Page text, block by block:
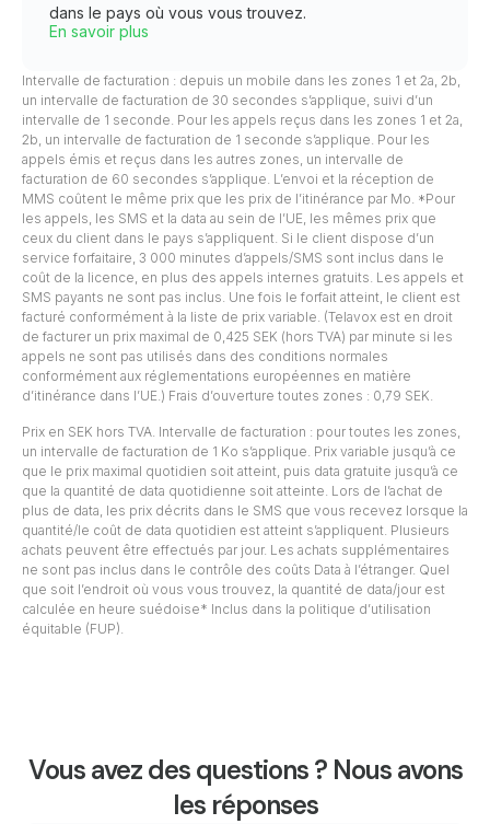
dans le pays où vous vous trouvez.
En savoir plus
Intervalle de facturation : depuis un mobile dans les zones 1 et 2a, 2b,
un intervalle de facturation de 30 secondes s’applique, suivi d’un
intervalle de 1 seconde. Pour les appels reçus dans les zones 1 et 2a,
2b, un intervalle de facturation de 1 seconde s’applique. Pour les
appels émis et reçus dans les autres zones, un intervalle de
facturation de 60 secondes s’applique. L’envoi et la réception de
MMS coûtent le même prix que les prix de l’itinérance par Mo. *Pour
les appels, les SMS et la data au sein de l’UE, les mêmes prix que
ceux du client dans le pays s’appliquent. Si le client dispose d’un
service forfaitaire, 3 000 minutes d’appels/SMS sont inclus dans le
coût de la licence, en plus des appels internes gratuits. Les appels et
SMS payants ne sont pas inclus. Une fois le forfait atteint, le client est
facturé conformément à la liste de prix variable. (Telavox est en droit
de facturer un prix maximal de 0,425 SEK (hors TVA) par minute si les
appels ne sont pas utilisés dans des conditions normales
conformément aux réglementations européennes en matière
d’itinérance dans l’UE.) Frais d’ouverture toutes zones : 0,79 SEK.
Prix en SEK hors TVA. Intervalle de facturation : pour toutes les zones,
un intervalle de facturation de 1 Ko s’applique. Prix variable jusqu’à ce
que le prix maximal quotidien soit atteint, puis data gratuite jusqu’à ce
que la quantité de data quotidienne soit atteinte. Lors de l’achat de
plus de data, les prix décrits dans le SMS que vous recevez lorsque la
quantité/le coût de data quotidien est atteint s’appliquent. Plusieurs
achats peuvent être effectués par jour. Les achats supplémentaires
ne sont pas inclus dans le contrôle des coûts Data à l’étranger. Quel
que soit l’endroit où vous vous trouvez, la quantité de data/jour est
calculée en heure suédoise* Inclus dans la politique d’utilisation
équitable (FUP).
Vous avez des questions ? Nous avons
les réponses